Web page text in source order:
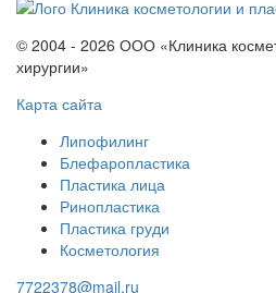
© 2004 - 2026 ООО «Клиника
хирургии»
Карта сайта
Липофилинг
Блефаропластика
Пластика лица
Ринопластика
Пластика груди
Косметология
7722378@mail.ru